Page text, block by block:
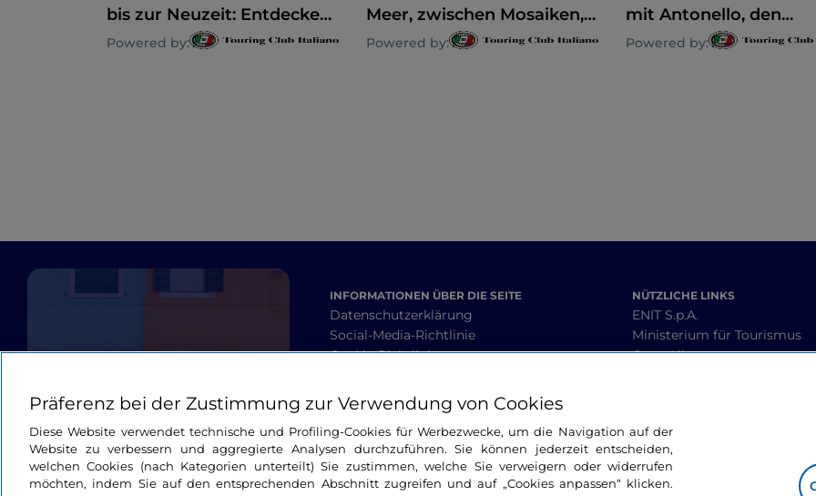
bis zur Neuzeit: Entdecken
Sie die sizilianischen
Powered by:
Meer, zwischen Mosaiken,
Barock und UNESCO-
Powered by:
mit Antonello, den
Überresten der Magna
Powered by:
INFORMATIONEN ÜBER DIE SEITE
Datenschutzerklärung
Social-Media-Richtlinie
Cookie-Richtlinie
Allgemeine Geschäftsbedingungen
NÜTZLICHE LINKS
ENIT S.p.A.
Ministerium für Tourismus
Open Library
BLEIBEN WIR IN KONTAKT
Präferenz bei der Zustimmung zur Verwendung von Cookies
Diese Website verwendet technische und Profiling-Cookies für Werbezwecke, um die Navigation auf der
Website zu verbessern und aggregierte Analysen durchzuführen. Sie können jederzeit entscheiden,
welchen Cookies (nach Kategorien unterteilt) Sie zustimmen, welche Sie verweigern oder widerrufen
möchten, indem Sie auf den entsprechenden Abschnitt zugreifen und auf „Cookies anpassen“ klicken.